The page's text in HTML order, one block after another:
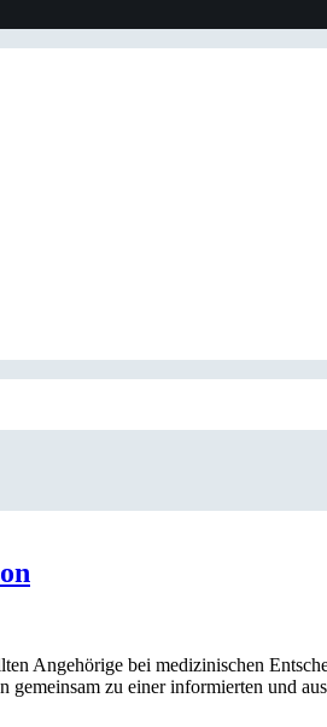
Angehörige bei medizinischen
gemeinsam zu einer informierten und